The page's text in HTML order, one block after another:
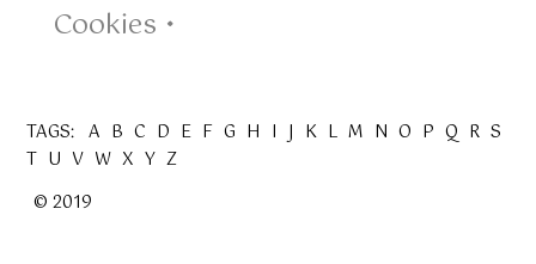
Cookies •
TAGS: A B C D E F G H I J K L M N O P Q R S
T U V W X Y Z
© 2019